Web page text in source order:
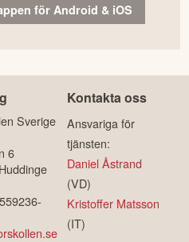
för Android & iOS
Sverige
6
Kontakta oss
Ansvariga för
tjänsten:
Daniel Åstrand
(VD)
Kristoffer Matsson
(IT)